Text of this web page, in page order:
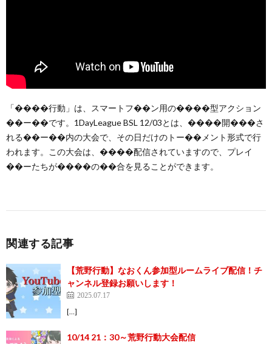
「����行動」は、スマートフ��ン用の����型アクション
��ー��です。1DayLeague BSL 12/03とは、����開���さ
れる��ー��内の大会で、その日だけのトー��メント形式で行
われます。この大会は、����配信されていますので、プレイ
��ーたちが����の��合を見ることができます。
関連する記事
【荒野行動】なおくん参加型ルームライブ配信！チ
ャンネル登録お願いします！
2025.07.17
[…]
10/14 21：30～荒野行動大会配信